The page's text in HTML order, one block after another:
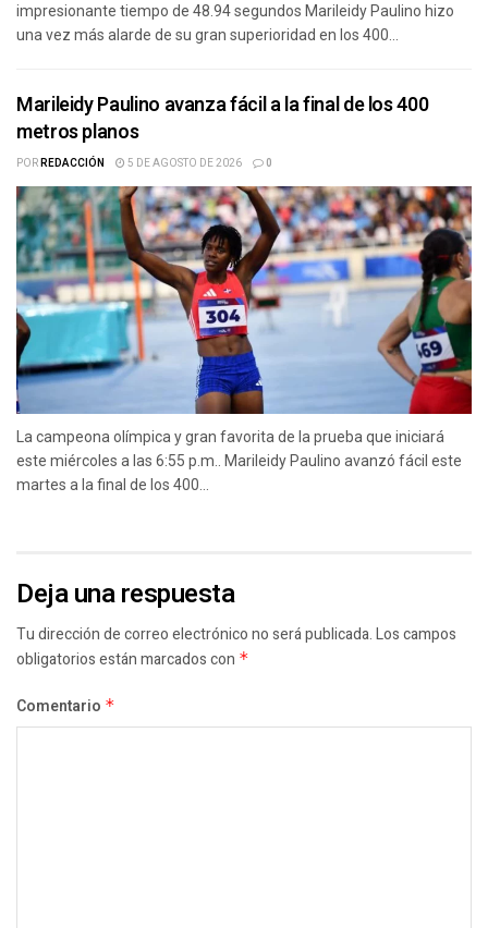
impresionante tiempo de 48.94 segundos Marileidy Paulino hizo
una vez más alarde de su gran superioridad en los 400...
Marileidy Paulino avanza fácil a la final de los 400
metros planos
PORREDACCIÓN 5 DE AGOSTO DE 2026 0
La campeona olímpica y gran favorita de la prueba que iniciará
este miércoles a las 6:55 p.m.. Marileidy Paulino avanzó fácil este
martes a la final de los 400...
Deja una respuesta
Tu dirección de correo electrónico no será publicada.Los campos
obligatorios están marcados con *
Comentario *